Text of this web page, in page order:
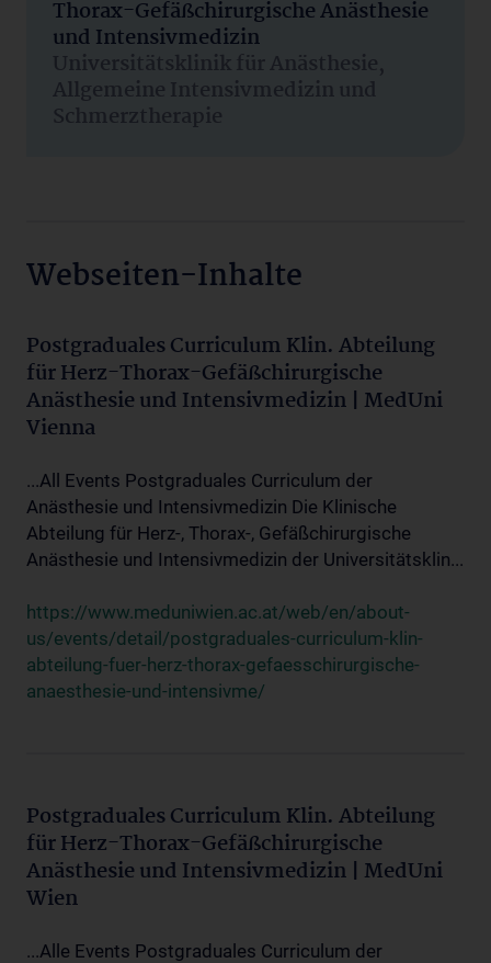
Thorax-Gefäßchirurgische Anästhesie
und Intensivmedizin
Universitätsklinik für Anästhesie,
Allgemeine Intensivmedizin und
Schmerztherapie
Webseiten-Inhalte
Postgraduales Curriculum Klin. Abteilung
für Herz-Thorax-Gefäßchirurgische
Anästhesie und Intensivmedizin | MedUni
Vienna
...All Events Postgraduales Curriculum der
Anästhesie und Intensivmedizin Die Klinische
Abteilung für Herz-, Thorax-, Gefäßchirurgische
Anästhesie und Intensivmedizin der Universitätsklin...
https://www.meduniwien.ac.at/web/en/about-
us/events/detail/postgraduales-curriculum-klin-
abteilung-fuer-herz-thorax-gefaesschirurgische-
anaesthesie-und-intensivme/
Postgraduales Curriculum Klin. Abteilung
für Herz-Thorax-Gefäßchirurgische
Anästhesie und Intensivmedizin | MedUni
Wien
...Alle Events Postgraduales Curriculum der